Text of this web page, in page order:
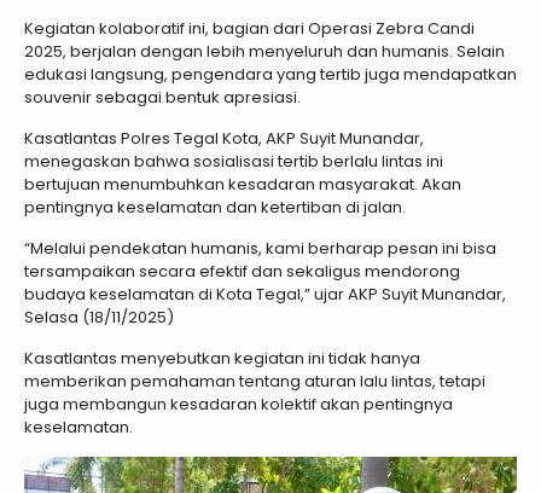
Kegiatan kolaboratif ini, bagian dari Operasi Zebra Candi
2025, berjalan dengan lebih menyeluruh dan humanis. Selain
edukasi langsung, pengendara yang tertib juga mendapatkan
souvenir sebagai bentuk apresiasi.
Kasatlantas Polres Tegal Kota, AKP Suyit Munandar,
menegaskan bahwa sosialisasi tertib berlalu lintas ini
bertujuan menumbuhkan kesadaran masyarakat. Akan
pentingnya keselamatan dan ketertiban di jalan.
“Melalui pendekatan humanis, kami berharap pesan ini bisa
tersampaikan secara efektif dan sekaligus mendorong
budaya keselamatan di Kota Tegal,” ujar AKP Suyit Munandar,
Selasa (18/11/2025)
Kasatlantas menyebutkan kegiatan ini tidak hanya
memberikan pemahaman tentang aturan lalu lintas, tetapi
juga membangun kesadaran kolektif akan pentingnya
keselamatan.